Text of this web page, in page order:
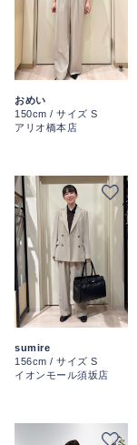
おめい
150cm / サイズ S
アリオ橋本店
sumire
156cm / サイズ S
イオンモール須坂店